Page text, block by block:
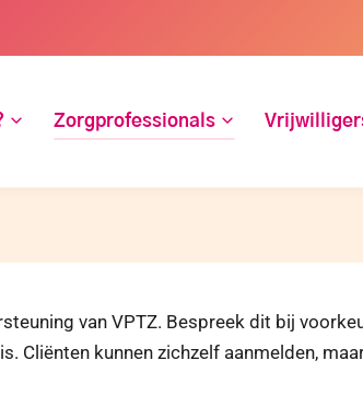
Zorgprofessionals
van VPTZ. Bespreek dit bij
kunnen zichzelf aanmelden,